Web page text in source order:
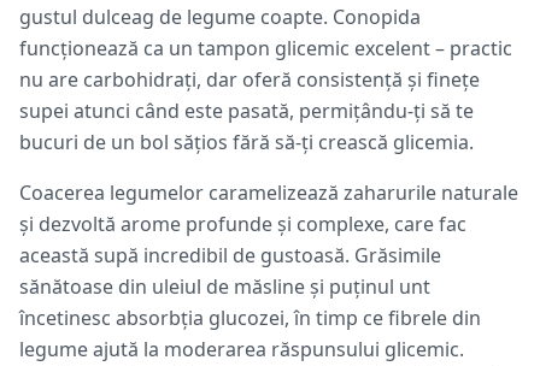
gustul dulceag de legume coapte. Conopida
funcționează ca un tampon glicemic excelent – practic
nu are carbohidrați, dar oferă consistență și finețe
supei atunci când este pasată, permițându-ți să te
bucuri de un bol sățios fără să-ți crească glicemia.
Coacerea legumelor caramelizează zaharurile naturale
și dezvoltă arome profunde și complexe, care fac
această supă incredibil de gustoasă. Grăsimile
sănătoase din uleiul de măsline și puținul unt
încetinesc absorbția glucozei, în timp ce fibrele din
legume ajută la moderarea răspunsului glicemic.